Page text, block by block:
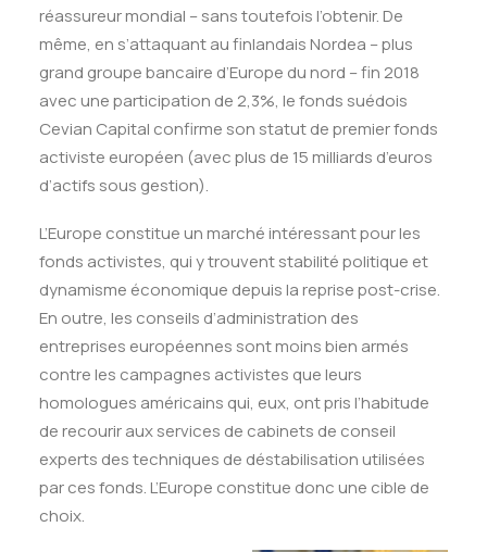
réassureur mondial – sans toutefois l’obtenir. De
même, en s’attaquant au finlandais Nordea – plus
grand groupe bancaire d’Europe du nord – fin 2018
avec une participation de 2,3%, le fonds suédois
Cevian Capital confirme son statut de premier fonds
activiste européen (avec plus de 15 milliards d’euros
d’actifs sous gestion).
L’Europe constitue un marché intéressant pour les
fonds activistes, qui y trouvent stabilité politique et
dynamisme économique depuis la reprise post-crise.
En outre, les conseils d’administration des
entreprises européennes sont moins bien armés
contre les campagnes activistes que leurs
homologues américains qui, eux, ont pris l’habitude
de recourir aux services de cabinets de conseil
experts des techniques de déstabilisation utilisées
par ces fonds. L’Europe constitue donc une cible de
choix.